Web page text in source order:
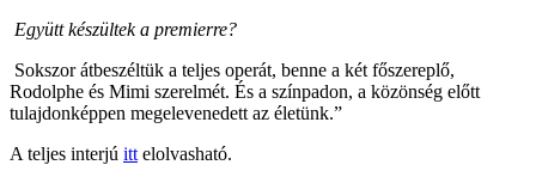
Együtt készültek a premierre?
Sokszor átbeszéltük a teljes operát, benne a két főszereplő,
Rodolphe és Mimi szerelmét. És a színpadon, a közönség előtt
tulajdonképpen megelevenedett az életünk.”
A teljes interjú itt elolvasható.